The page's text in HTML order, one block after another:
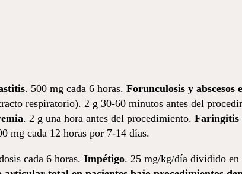
. 500 mg cada 6 horas. Forunculosis y abscesos
respiratorio). 2 g 30-60 minutos antes del
. 2 g una hora antes del procedimiento. Faringitis
mg cada 12 horas por 7-14 días.
cada 6 horas. Impétigo. 25 mg/kg/día dividido en